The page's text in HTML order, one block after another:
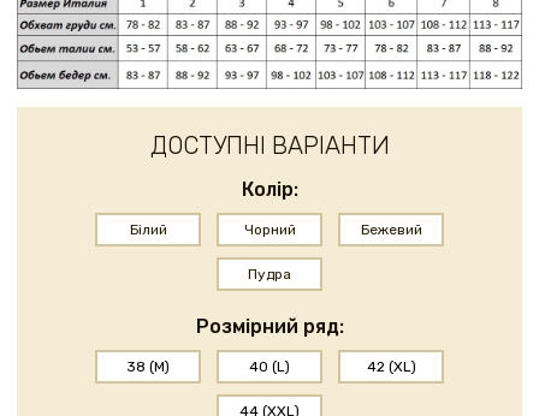
ДОСТУПНІ ВАРІАНТИ
Колір:
Білий Чорний Бежевий
Пудра
Розмірний ряд:
38 (M) 40 (L) 42 (XL)
44 (XXL)